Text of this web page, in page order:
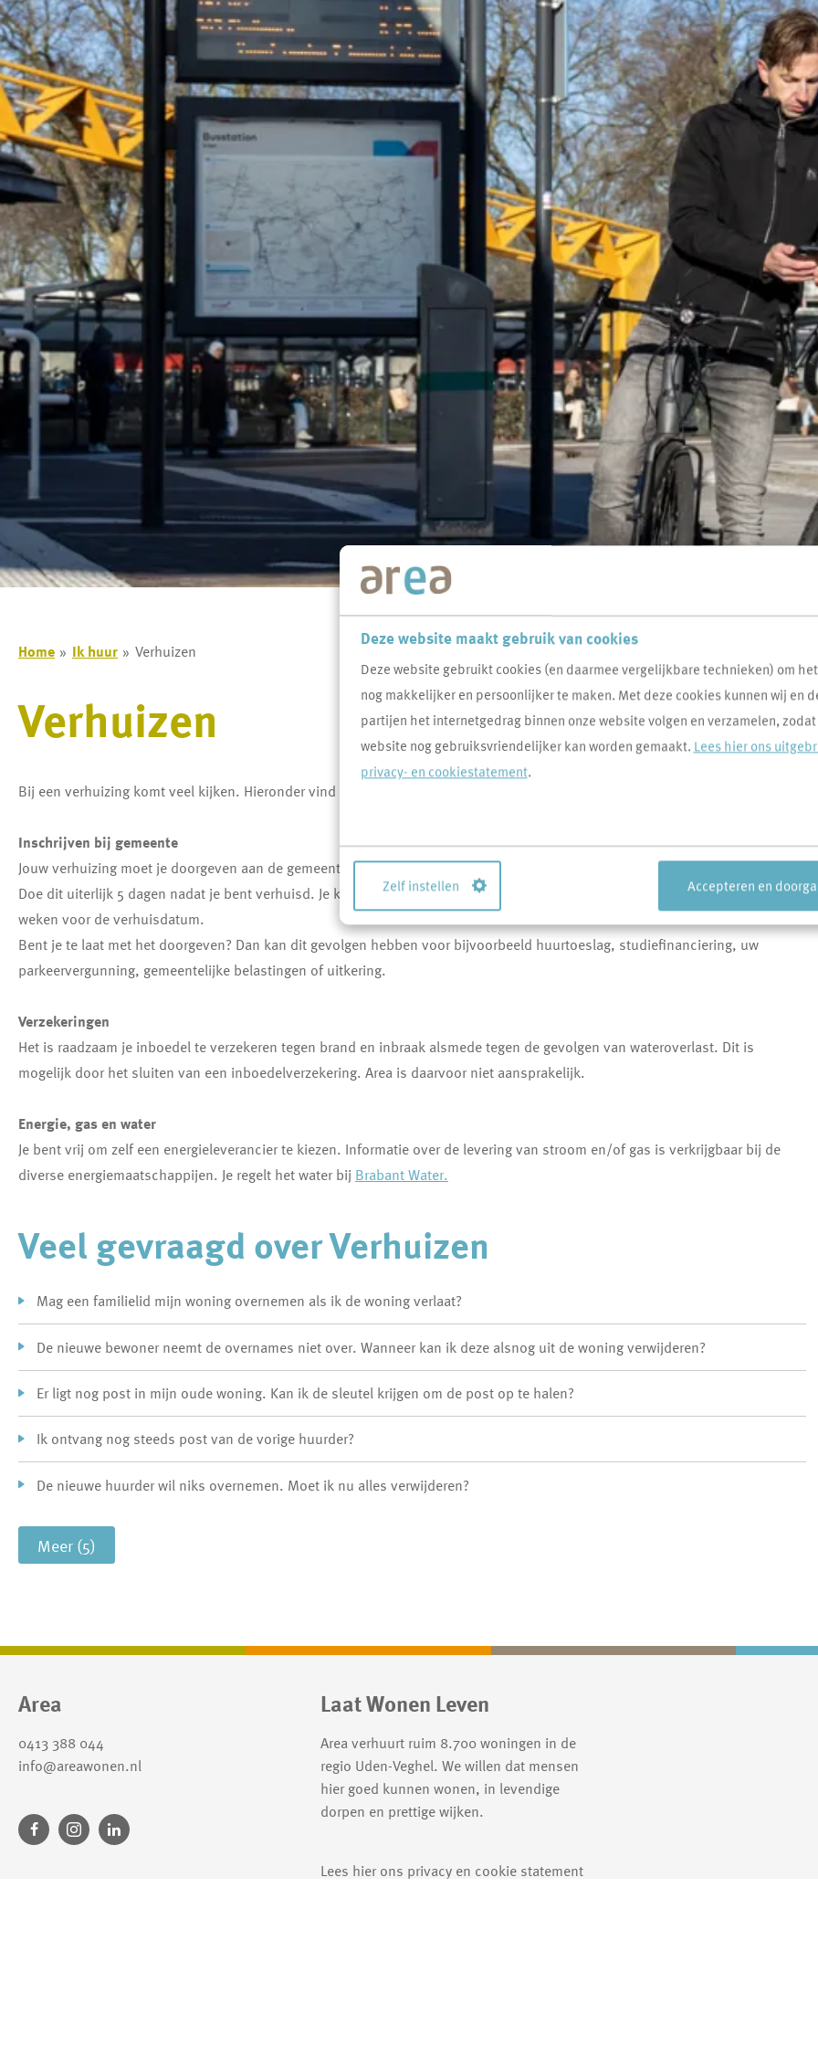
Deze website maakt gebruik van cookies
Deze website gebruikt cookies (en daarmee vergelijkbare technieken) om
nog makkelijker en persoonlijker te maken. Met deze cookies kunnen wij en
partijen het internetgedrag binnen onze website volgen en verzamelen,
website nog gebruiksvriendelijker kan worden gemaakt. Lees hier ons
privacy- en cookiestatement.
Zelf instellen Accepteren en
Home Ik huur Verhuizen
Verhuizen
Bij een verhuizing komt veel kijken. Hieronder vind je informatie om je op weg te helpen.
Inschrijven bij gemeente
Jouw verhuizing moet je doorgeven aan de gemeente waarin je gaat wonen. Dit kan digitaal of op afspraak bij de gemeente.
Doe dit uiterlijk 5 dagen nadat je bent verhuisd. Je kunt ook de verhuizing eerder doorgeven. Dit kan namelijk vanaf 4
weken voor de verhuisdatum.
Bent je te laat met het doorgeven? Dan kan dit gevolgen hebben voor bijvoorbeeld huurtoeslag, studiefinanciering, uw
parkeervergunning, gemeentelijke belastingen of uitkering.
Verzekeringen
Het is raadzaam je inboedel te verzekeren tegen brand en inbraak alsmede tegen de gevolgen van wateroverlast. Dit is
mogelijk door het sluiten van een inboedelverzekering. Area is daarvoor niet aansprakelijk.
Energie, gas en water
Je bent vrij om zelf een energieleverancier te kiezen. Informatie over de levering van stroom en/of gas is verkrijgbaar bij de
diverse energiemaatschappijen. Je regelt het water bij Brabant Water.
Veel gevraagd over Verhuizen
Mag een familielid mijn woning overnemen als ik de woning verlaat?
De nieuwe bewoner neemt de overnames niet over. Wanneer kan ik deze alsnog uit de woning verwijderen?
Er ligt nog post in mijn oude woning. Kan ik de sleutel krijgen om de post op te halen?
Ik ontvang nog steeds post van de vorige huurder?
De nieuwe huurder wil niks overnemen. Moet ik nu alles verwijderen?
Meer (5)
Contactinformatie
Area
0413 388 044
info@areawonen.nl
Laat Wonen Leven
Area verhuurt ruim 8.700 woningen in de
regio Uden-Veghel. We willen dat mensen
hier goed kunnen wonen, in levendige
dorpen en prettige wijken.
Lees hier ons privacy en cookie statement